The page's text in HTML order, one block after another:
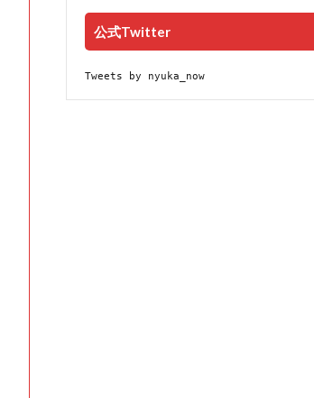
公式Twitter
Tweets by nyuka_now